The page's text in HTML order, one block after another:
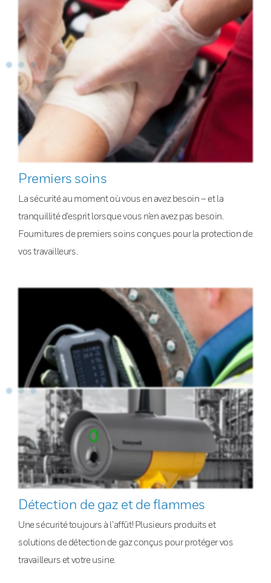
Premiers soins
La sécurité au moment où vous en avez besoin – et la
tranquillité d’esprit lorsque vous n’en avez pas besoin.
Fournitures de premiers soins conçues pour la protection de
vos travailleurs.
Détection de gaz et de flammes
Une sécurité toujours à l’affût! Plusieurs produits et
solutions de détection de gaz conçus pour protéger vos
travailleurs et votre usine.